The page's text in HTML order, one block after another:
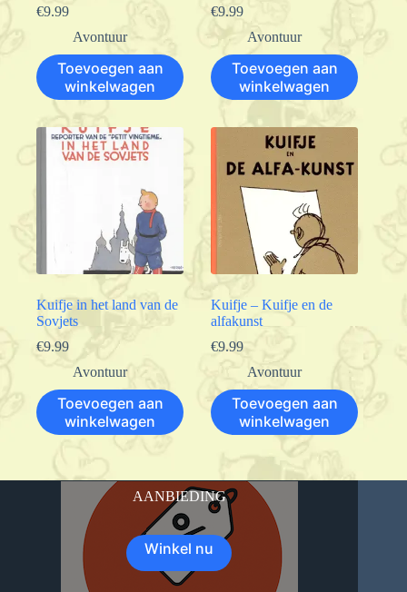
€9.99
Avontuur
Toevoegen aan
winkelwagen
€9.99
Avontuur
Toevoegen aan
winkelwagen
Kuifje in het land van de
Sovjets
€9.99
Avontuur
Toevoegen aan
winkelwagen
Kuifje – Kuifje en de
alfakunst
€9.99
Avontuur
Toevoegen aan
winkelwagen
AANBIEDING
Winkel nu